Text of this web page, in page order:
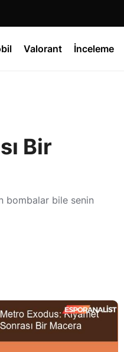
Valorant İnceleme
Bir
bombalar bile senin